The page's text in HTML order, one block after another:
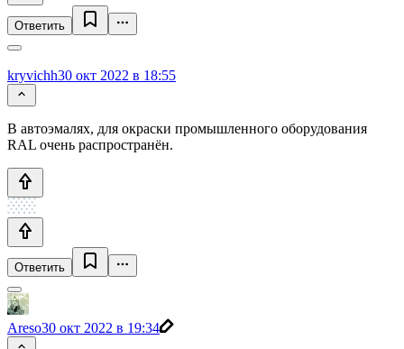
Ответить
kryvichh30 окт 2022 в 18:55
В автоэмалях, для окраски промышленного оборудования
RAL очень распространён.
Ответить
Areso30 окт 2022 в 19:34